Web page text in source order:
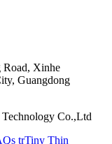
Road, Xinhe
Guangdong
Co.,Ltd
trTiny Thin